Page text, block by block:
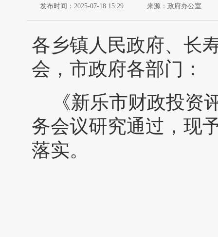
发布时间：2025-07-18 15:29 来源：政府办公室
各乡镇人民政府、长
会，市政府各部门：
《新乐市财政投
务会议研究通过，现
落实。